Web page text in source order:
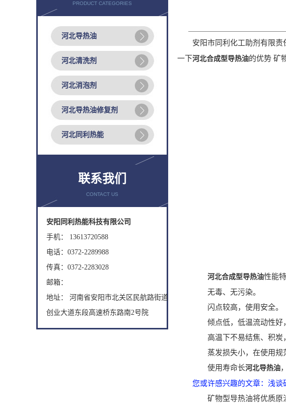
PRODUCT CATEGORIES
河北导热油
河北清洗剂
河北消泡剂
河北导热油修复剂
河北同利热能
联系我们
CONTACT US
安阳同利热能科技有限公司
手机： 13613720588
电话：0372-2289988
传真：0372-2283028
邮箱：
地址： 河南省安阳市北关区民航路街道
创业大道东段高速桥东路南2号院
安阳市同利化工助剂有限责
一下河北合成型导热油的优势 矿
河北合成型导热油性能
无毒、无污染。
闪点较高，使用安全。
倾点低，低温流动性好
高温下不易结焦、积炭，
蒸发损失小，在使用规范
使用寿命长河北导热油
您或许感兴趣的文章：浅谈
矿物型导热油将优质原油